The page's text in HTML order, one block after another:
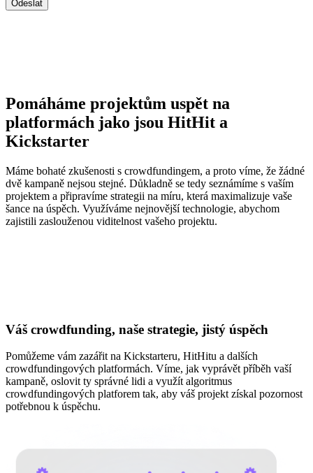
Pomáháme projektům uspět na
platformách jako jsou HitHit a
Kickstarter
Máme bohaté zkušenosti s crowdfundingem, a proto víme, že žádné
dvě kampaně nejsou stejné. Důkladně se tedy seznámíme s vaším
projektem a připravíme strategii na míru, která maximalizuje vaše
šance na úspěch. Využíváme nejnovější technologie, abychom
zajistili zaslouženou viditelnost vašeho projektu.
Váš crowdfunding, naše strategie, jistý úspěch
Pomůžeme vám zazářit na Kickstarteru, HitHitu a dalších
crowdfundingových platformách. Víme, jak vyprávět příběh vaší
kampaně, oslovit ty správné lidi a využít algoritmus
crowdfundingových platforem tak, aby váš projekt získal pozornost
potřebnou k úspěchu.